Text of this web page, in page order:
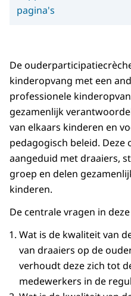
pagina's
De
kinderopvang met een
professionele
gezamenlijk
van elkaars kinderen en
pedagogisch beleid. Deze
aangeduid met draaiers,
groep en delen
kinderen.
De centrale vragen in
Wat is de kwaliteit van
van draaiers op de
verhoudt deze zich tot
medewerkers in de